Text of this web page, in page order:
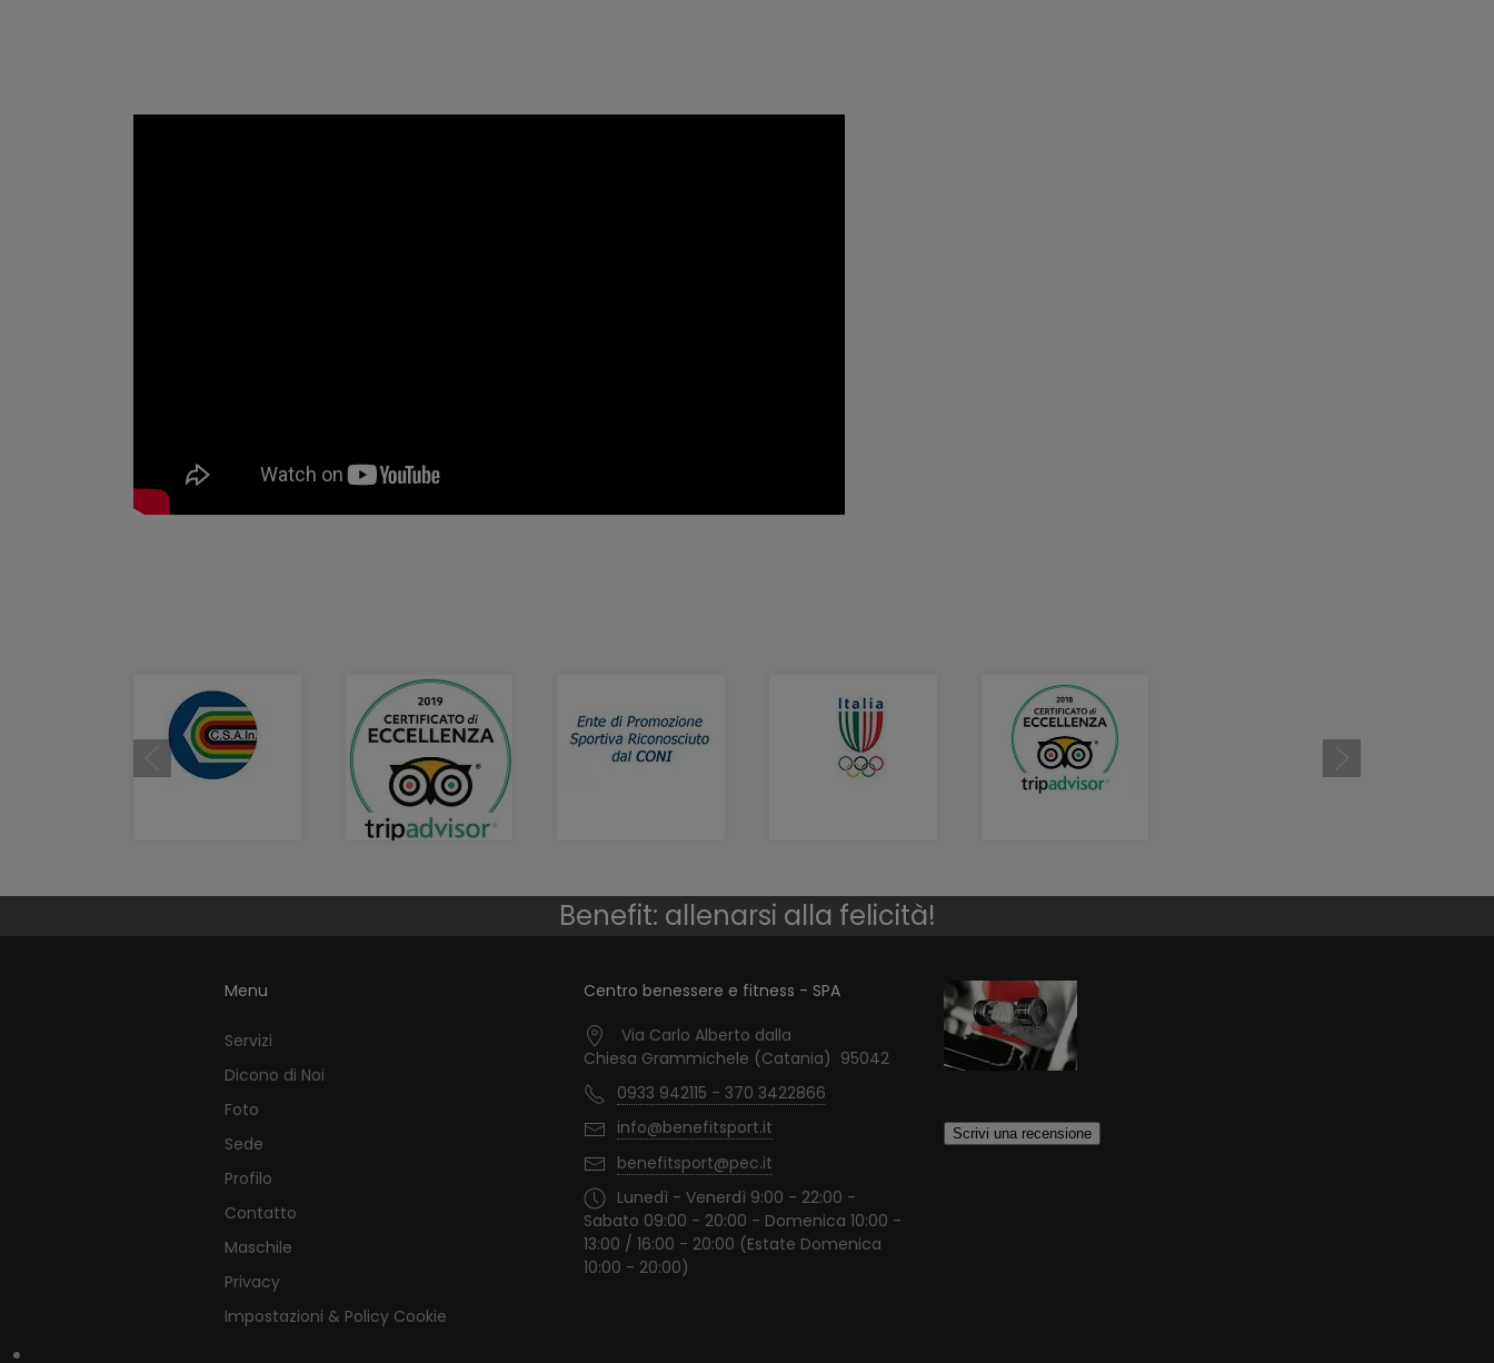
Benefit: allenarsi alla felicità!
Menu
Servizi
Dicono di Noi
Foto
Sede
Profilo
Contatto
Maschile
Privacy
Impostazioni & Policy Cookie
Centro benessere e fitness - SPA
Via Carlo Alberto dalla
Chiesa Grammichele (Catania) 95042
0933 942115 - 370 3422866
info@benefitsport.it
benefitsport@pec.it
Lunedì - Venerdì 9:00 - 22:00 -
Sabato 09:00 - 20:00 - Domenica 10:00 -
13:00 / 16:00 - 20:00 (Estate Domenica
10:00 - 20:00)